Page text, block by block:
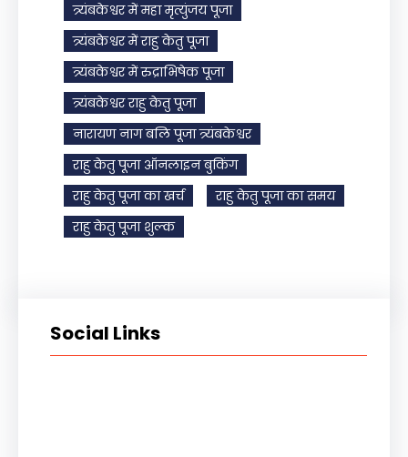
त्र्यंबकेश्वर में महा मृत्युंजय पूजा
त्र्यंबकेश्वर में राहु केतु पूजा
त्र्यंबकेश्वर में रुद्राभिषेक पूजा
त्र्यंबकेश्वर राहु केतु पूजा
नारायण नाग बलि पूजा त्र्यंबकेश्वर
राहु केतु पूजा ऑनलाइन बुकिंग
राहु केतु पूजा का खर्च
राहु केतु पूजा का समय
राहु केतु पूजा शुल्क
Social Links